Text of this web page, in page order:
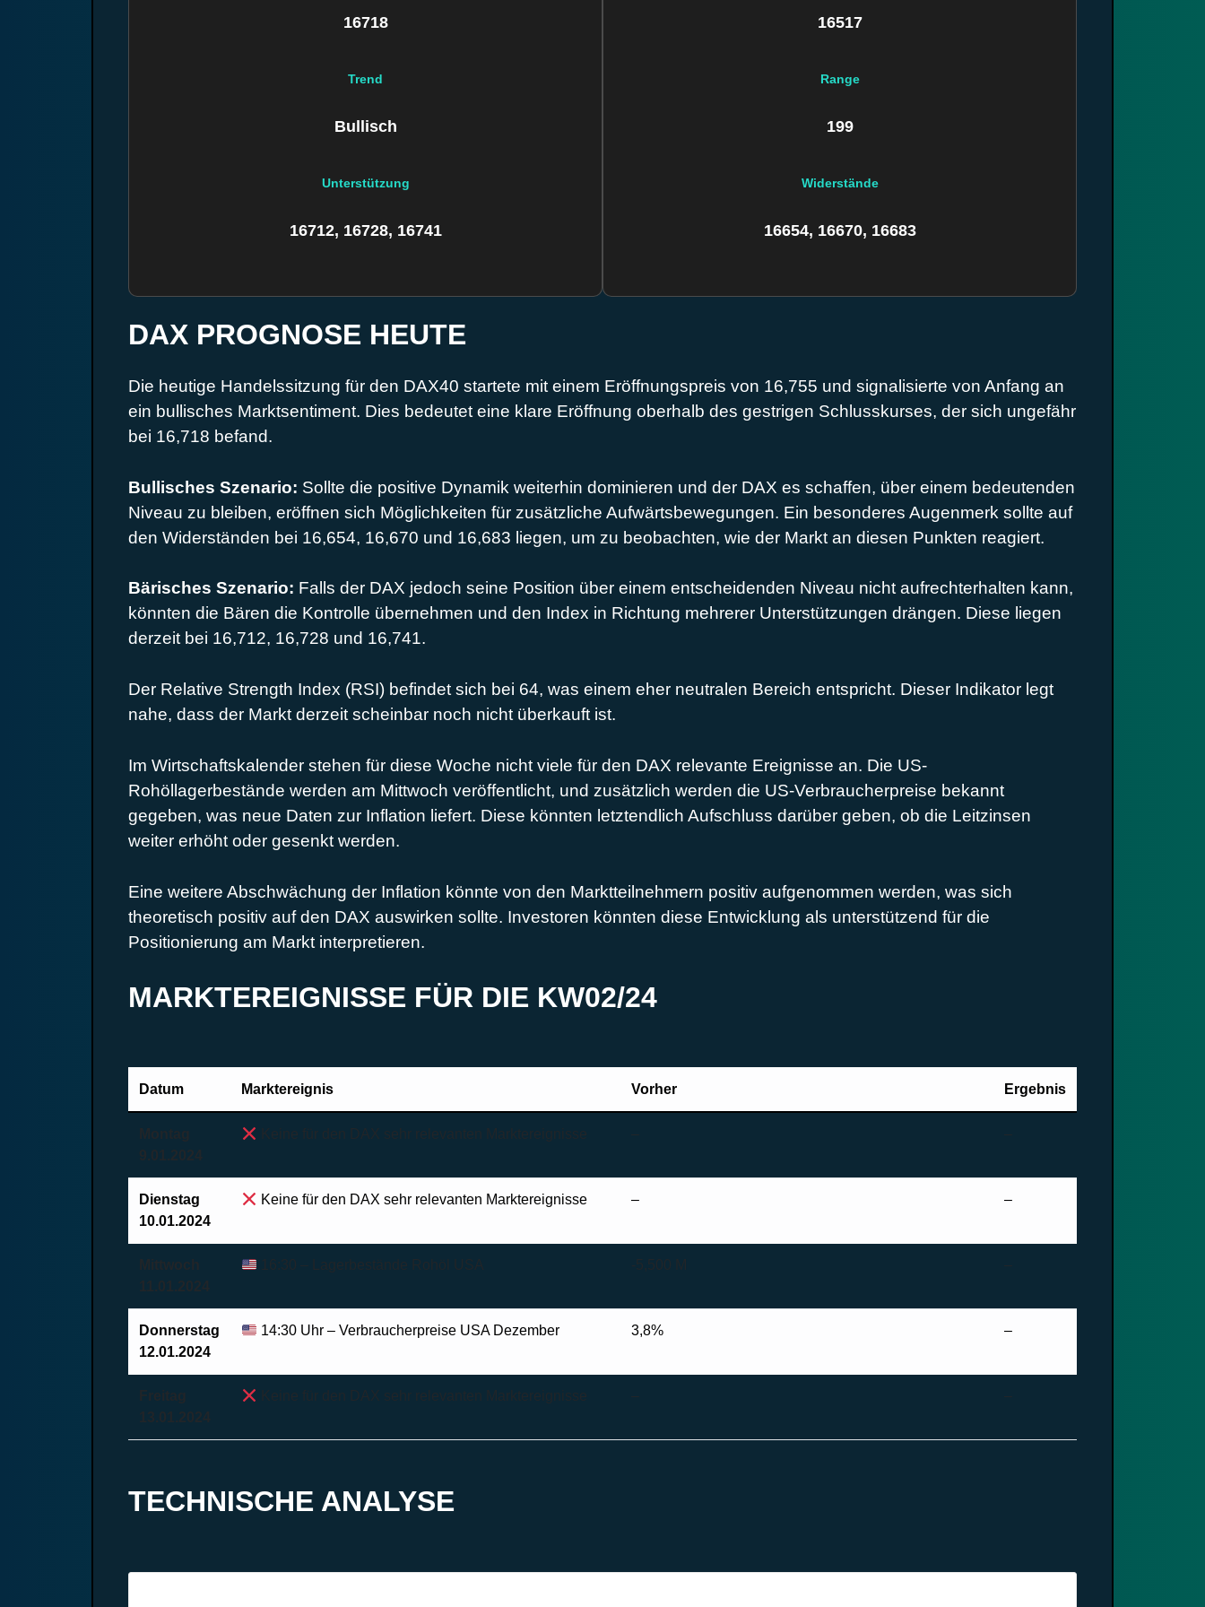
16718
Trend
Bullisch
Unterstützung
16712, 16728, 16741
16517
Range
199
Widerstände
16654, 16670, 16683
DAX PROGNOSE HEUTE
Die heutige Handelssitzung für den DAX40 startete mit einem Eröffnungspreis von 16,755 und signalisierte von Anfang an
ein bullisches Marktsentiment. Dies bedeutet eine klare Eröffnung oberhalb des gestrigen Schlusskurses, der sich ungefähr
bei 16,718 befand.
Bullisches Szenario: Sollte die positive Dynamik weiterhin dominieren und der DAX es schaffen, über einem bedeutenden
Niveau zu bleiben, eröffnen sich Möglichkeiten für zusätzliche Aufwärtsbewegungen. Ein besonderes Augenmerk sollte auf
den Widerständen bei 16,654, 16,670 und 16,683 liegen, um zu beobachten, wie der Markt an diesen Punkten reagiert.
Bärisches Szenario: Falls der DAX jedoch seine Position über einem entscheidenden Niveau nicht aufrechterhalten kann,
könnten die Bären die Kontrolle übernehmen und den Index in Richtung mehrerer Unterstützungen drängen. Diese liegen
derzeit bei 16,712, 16,728 und 16,741.
Der Relative Strength Index (RSI) befindet sich bei 64, was einem eher neutralen Bereich entspricht. Dieser Indikator legt
nahe, dass der Markt derzeit scheinbar noch nicht überkauft ist.
Im Wirtschaftskalender stehen für diese Woche nicht viele für den DAX relevante Ereignisse an. Die US-
Rohöllagerbestände werden am Mittwoch veröffentlicht, und zusätzlich werden die US-Verbraucherpreise bekannt
gegeben, was neue Daten zur Inflation liefert. Diese könnten letztendlich Aufschluss darüber geben, ob die Leitzinsen
weiter erhöht oder gesenkt werden.
Eine weitere Abschwächung der Inflation könnte von den Marktteilnehmern positiv aufgenommen werden, was sich
theoretisch positiv auf den DAX auswirken sollte. Investoren könnten diese Entwicklung als unterstützend für die
Positionierung am Markt interpretieren.
MARKTEREIGNISSE FÜR DIE KW02/24
Datum Marktereignis Vorher Ergebnis
Dienstag
10.01.2024
Keine für den DAX sehr relevanten Marktereignisse – –
Donnerstag
12.01.2024
14:30 Uhr – Verbraucherpreise USA Dezember 3,8% –
TECHNISCHE ANALYSE